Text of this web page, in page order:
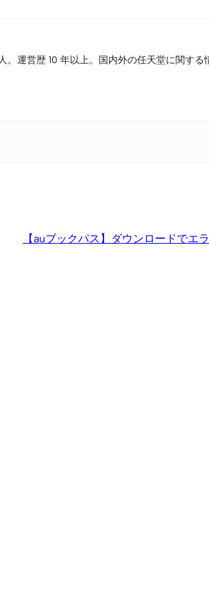
運営歴 10 年以上。国内外の任天堂に関す
【auブックパス】ダウンロードでエ